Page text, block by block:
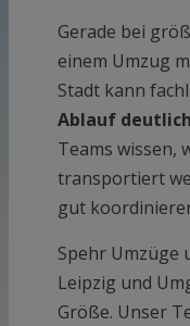
Gerade bei
einem Umzug
Stadt kann
Ablauf
Teams wissen,
transportiert
gut
Spehr Umzüge
Leipzig und
Größe. Unser